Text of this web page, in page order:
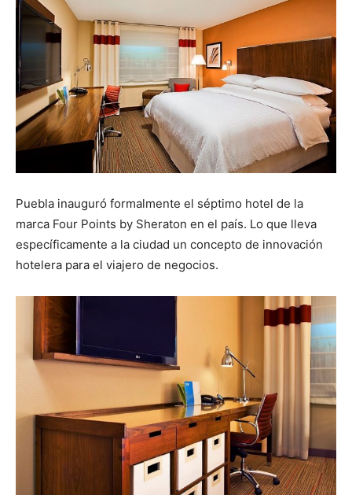
Puebla inauguró formalmente el séptimo hotel de la
marca Four Points by Sheraton en el país. Lo que lleva
específicamente a la ciudad un concepto de innovación
hotelera para el viajero de negocios.